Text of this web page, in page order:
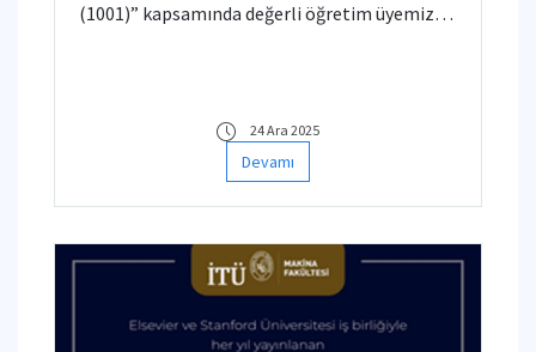
(1001)” kapsamında değerli öğretim üyemiz
almaya hak kazanmıştır. Öğretim üyemizi
tebrik ediyor, başarılarının devamını diliyoruz.
24 Ara 2025
Devamı